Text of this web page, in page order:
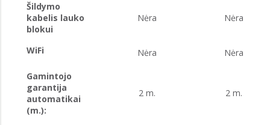
Šildymo
kabelis lauko
blokui
Nėra Nėra
WiFi Nėra Nėra
Gamintojo
garantija
automatikai
(m.):
2 m. 2 m.